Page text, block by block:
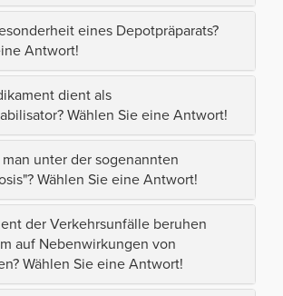
eines Depotpräparats?
Antwort!
dient als
Wählen Sie eine Antwort!
unter der sogenannten
Wählen Sie eine Antwort!
der Verkehrsunfälle beruhen
auf Nebenwirkungen von
Wählen Sie eine Antwort!